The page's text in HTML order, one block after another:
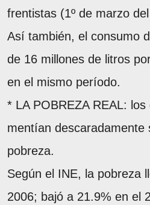
frentistas (1º de marzo
Así también, el consumo
de 16 millones de litros
en el mismo período.
* LA POBREZA REAL:
mentían descaradamente
pobreza.
Según el INE, la pobreza
2006; bajó a 21.9% en el